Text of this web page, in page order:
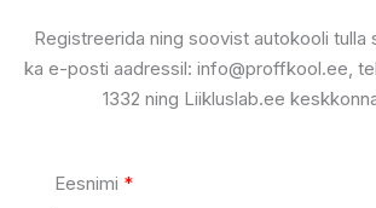
Registreerida ning soovist autokooli tulla
ka e-posti aadressil: info@proffkool.ee,
1332 ning Liikluslab.ee
Eesnimi